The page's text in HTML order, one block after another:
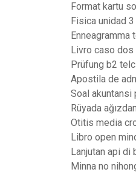
Format kartu
Fisica unidad
Enneagramma
Livro caso
Prüfung b2
Apostila de
Soal akuntansi
Rüyada
Otitis media
Libro open
Lanjutan api di
Minna no